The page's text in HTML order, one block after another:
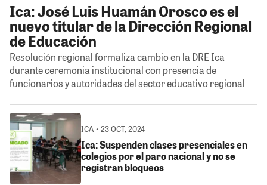
Ica: José Luis Huamán Orosco es el
nuevo titular de la Dirección Regional
de Educación
Resolución regional formaliza cambio en la DRE Ica
durante ceremonia institucional con presencia de
funcionarios y autoridades del sector educativo regional
ICA • 23 OCT, 2024
Ica: Suspenden clases presenciales en
colegios por el paro nacional y no se
registran bloqueos